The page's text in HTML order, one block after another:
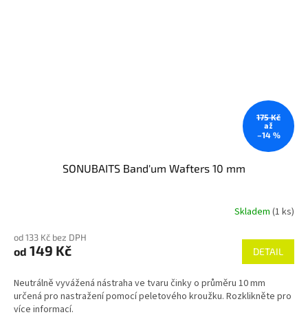
175 Kč
až
–14 %
SONUBAITS Band'um Wafters 10 mm
Skladem (1 ks)
od 133 Kč bez DPH
od 149 Kč DETAIL
Neutrálně vyvážená nástraha ve tvaru činky o průměru 10 mm
určená pro nastražení pomocí peletového kroužku. Rozklikněte pro
více informací.